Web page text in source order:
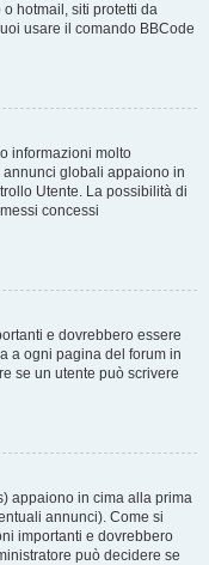
hotmail, siti protetti da
usare il comando BBCode
informazioni molto
globali appaiono in
Utente. La possibilità di
concessi
e dovrebbero essere
a ogni pagina del forum in
se un utente può scrivere
appaiono in cima alla prima
annunci). Come si
importanti e dovrebbero
può decidere se